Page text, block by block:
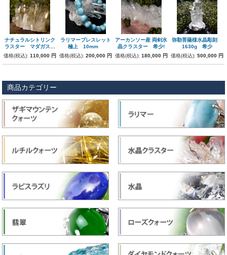
ナチュラルシトリンク
ラスター マダガスカ
ル産 162g
価格(税込):110,000 円
ラリマーブレスレット
極上 10mm
価格(税込):200,000 円
アーカンソー産 両剣水
晶クラスター 希少!
価格(税込): 180,000 円
弥勒菩薩様水晶彫刻
1630g 希少
価格(税込): 500,000 円
商品カテゴリー